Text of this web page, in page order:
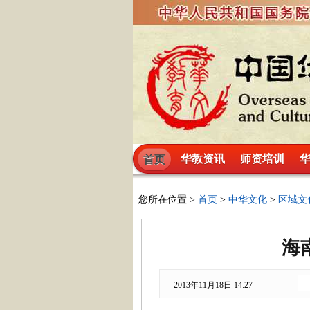
首页 华教资讯 师资培训
您所在位置 > 首页 > 中华文化 > 区域文
海
2013年11月18日 14:27